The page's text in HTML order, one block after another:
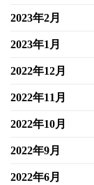
2023年2月
2023年1月
2022年12月
2022年11月
2022年10月
2022年9月
2022年6月